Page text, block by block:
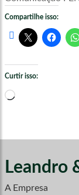
Compartilhe isso:
Curtir isso:
Carregando...
Leandro
A Empresa